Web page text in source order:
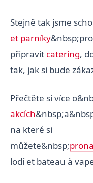
Stejně tak jsme
et parníky
připravit catering,
tak, jak si bude
Přečtěte si více
akcích
na které si
můžete&nbsp;
lodí et bateau à